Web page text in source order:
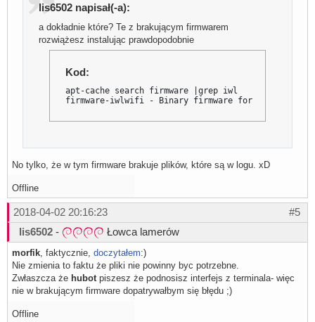
lis6502 napisał(-a):
a dokładnie które? Te z brakującym firmwarem
rozwiążesz instalując prawdopodobnie
Kod:
apt-cache search firmware |grep iwl
firmware-iwlwifi - Binary firmware for Intel
No tylko, że w tym firmware brakuje plików, które są w logu. xD
Offline
#5
2018-04-02 20:16:23
lis6502 - Łowca lamerów
morfik , faktycznie, doczytałem:)
Nie zmienia to faktu że pliki nie powinny byc potrzebne.
Zwłaszcza że hubot piszesz że podnosisz interfejs z terminala- więc
nie w brakującym firmware dopatrywałbym się błędu ;)
Offline